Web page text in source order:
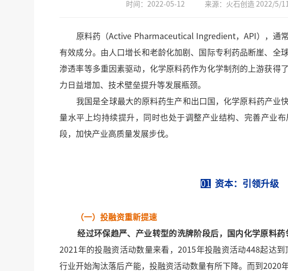
时间：2022-05-12 来源：火石创造 2022/5/11
原料药（Active Pharmaceutical Ingredient，API），通常
有效成分。由人口增长和老龄化加剧、国际专利药品断崖、全
渗透率等多重因素驱动，化学原料药作为化学制剂的上游获得
力日益增加、技术壁垒提升等发展瓶颈。
我国是全球最大的原料药生产和出口国，化学原料药产业
量水平上均持续提升，同时也处于调整产业结构、完善产业
段，加快产业高质量发展步伐。
01 资本：引领升级
（一）投融资重新提速
经过环保趋严、产业转型的洗牌阶段后，国内化学原料药
2021年的投融资活动数量来看，2015年投融资活动448起达到
行业开始淘汰落后产能，投融资活动数量有所下降。而到2020